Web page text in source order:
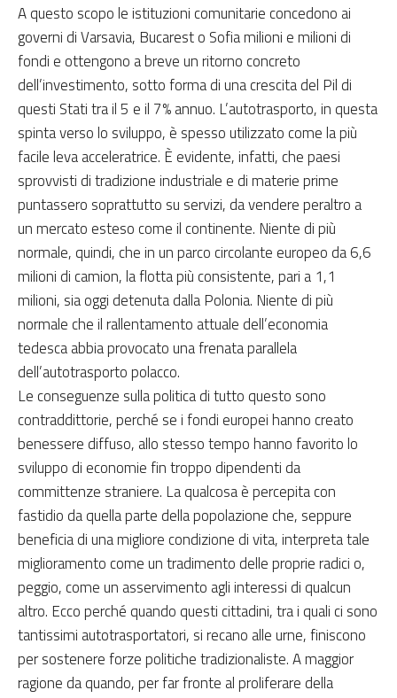
A questo scopo le istituzioni comunitarie concedono ai
governi di Varsavia, Bucarest o Sofia milioni e milioni di
fondi e ottengono a breve un ritorno concreto
dell’investimento, sotto forma di una crescita del Pil di
questi Stati tra il 5 e il 7% annuo. L’autotrasporto, in questa
spinta verso lo sviluppo, è spesso utilizzato come la più
facile leva acceleratrice. È evidente, infatti, che paesi
sprovvisti di tradizione industriale e di materie prime
puntassero soprattutto su servizi, da vendere peraltro a
un mercato esteso come il continente. Niente di più
normale, quindi, che in un parco circolante europeo da 6,6
milioni di camion, la flotta più consistente, pari a 1,1
milioni, sia oggi detenuta dalla Polonia. Niente di più
normale che il rallentamento attuale dell’economia
tedesca abbia provocato una frenata parallela
dell’autotrasporto polacco.
Le conseguenze sulla politica di tutto questo sono
contraddittorie, perché se i fondi europei hanno creato
benessere diffuso, allo stesso tempo hanno favorito lo
sviluppo di economie fin troppo dipendenti da
committenze straniere. La qualcosa è percepita con
fastidio da quella parte della popolazione che, seppure
beneficia di una migliore condizione di vita, interpreta tale
miglioramento come un tradimento delle proprie radici o,
peggio, come un asservimento agli interessi di qualcun
altro. Ecco perché quando questi cittadini, tra i quali ci sono
tantissimi autotrasportatori, si recano alle urne, finiscono
per sostenere forze politiche tradizionaliste. A maggior
ragione da quando, per far fronte al proliferare della